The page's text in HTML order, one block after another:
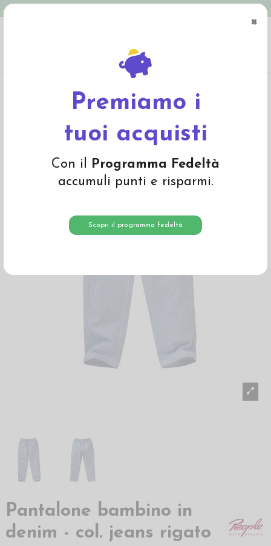
×
Premiamo i
tuoi acquisti
Con il Programma Fedeltà
accumuli punti e risparmi.
Scopri il programma fedeltà
in denim - col. jeans rigato
Pantalone bambino in
denim - col. jeans rigato